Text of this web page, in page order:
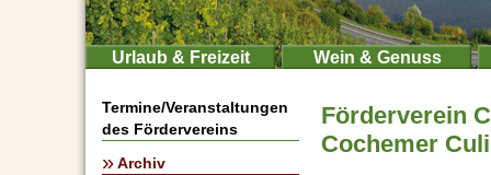
Urlaub & Freizeit Wein & Genuss
Termine/Veranstaltungen
des Fördervereins
» Archiv
Förderverein
Cochemer